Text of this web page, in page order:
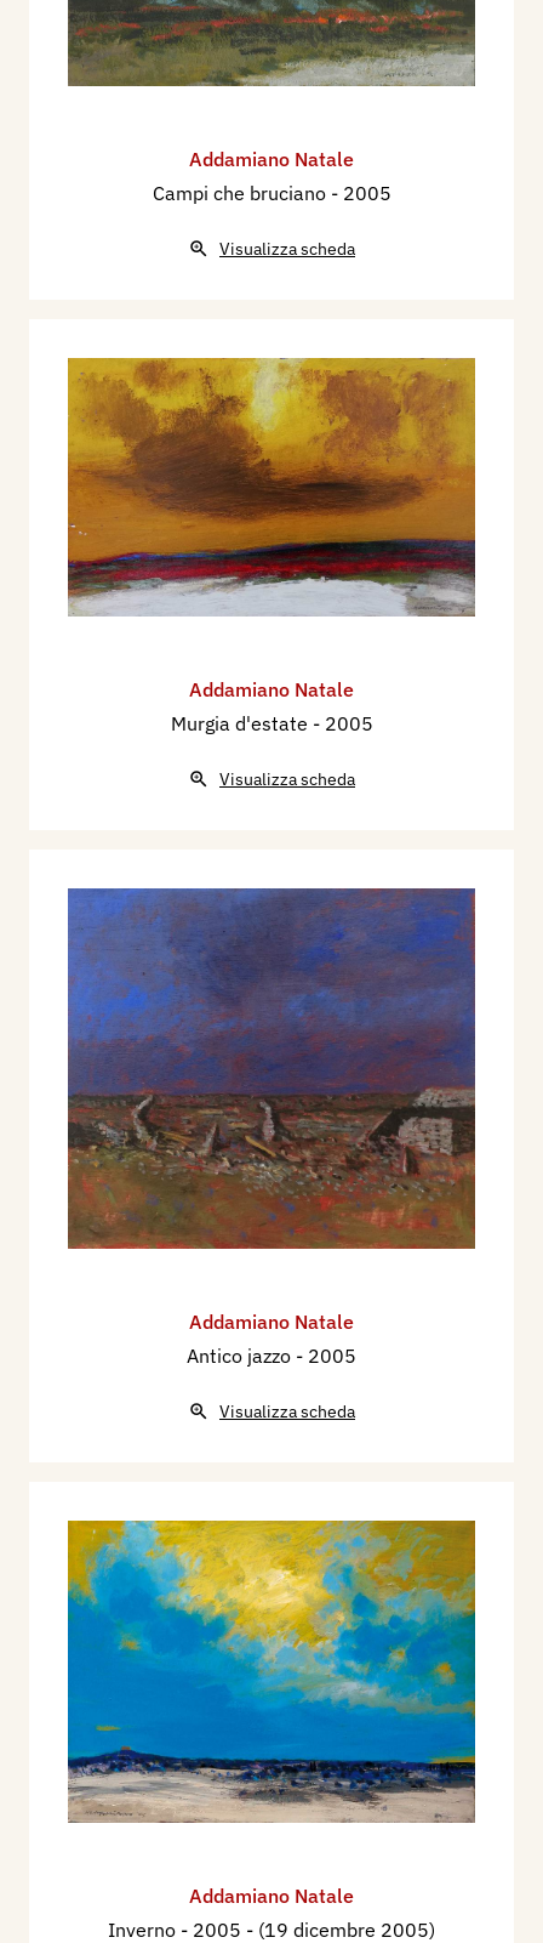
Addamiano Natale
Campi che bruciano - 2005
Visualizza scheda
Addamiano Natale
Murgia d'estate - 2005
Visualizza scheda
Addamiano Natale
Antico jazzo - 2005
Visualizza scheda
Addamiano Natale
Inverno - 2005 - (19 dicembre 2005)